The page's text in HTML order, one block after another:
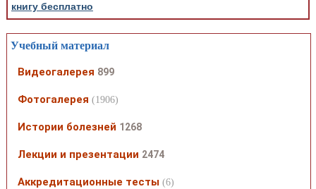
книгу бесплатно
Учебный материал
Видеогалерея 899
Фотогалерея (1906)
Истории болезней 1268
Лекции и презентации 2474
Аккредитационные тесты (6)